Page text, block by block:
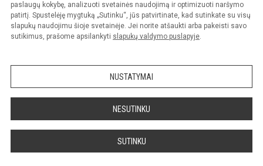
paslaugų kokybę, analizuoti svetainės naudojimą ir optimizuoti naršymo
patirtį. Spustelėję mygtuką „Sutinku“, jūs patvirtinate, kad sutinkate su visų
slapukų naudojimu šioje svetainėje. Jei norite atšaukti arba pakeisti savo
sutikimus, prašome apsilankyti slapukų valdymo puslapyje.
NUSTATYMAI
NESUTINKU
SUTINKU
mokyklos vadovų sutikimo yra draudžiama.
Prieinamumo paraiška Slapukų valdymas
Sumanus būdas atnaujinti
svetainę